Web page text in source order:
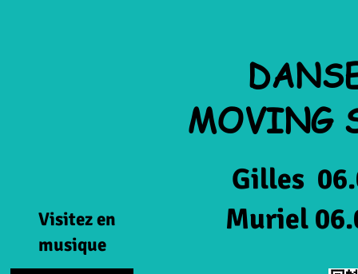
MOVING
Gilles
Muriel
Visitez en
musique